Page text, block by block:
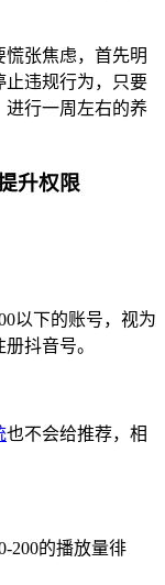
张焦虑，首先明
止违规行为，只要
进行一周左右的养
升权限
以下的账号，视为
抖音号。
也不会给推荐，相
200的播放量徘